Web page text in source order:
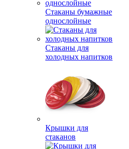
Стаканы бумажные
однослойные
Стаканы для
холодных напитков
Крышки для
стаканов